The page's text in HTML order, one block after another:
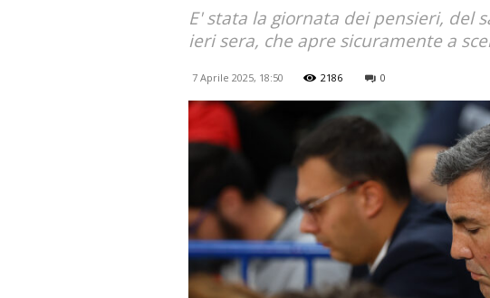
E' stata la giornata dei pensieri, del
ieri sera, che apre sicuramente a
7 Aprile 2025, 18:50 2186 0